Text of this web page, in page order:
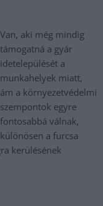
Van, aki még mindig
támogatná a gyár
idetelepülését a
munkahelyek miatt,
ám a környezetvédelmi
szempontok egyre
fontosabbá válnak,
különösen a furcsa
kerülésének